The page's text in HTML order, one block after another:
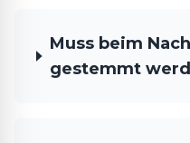
Muss beim
gestemmt